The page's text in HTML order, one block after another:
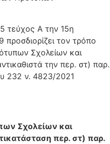
τεύχος Α την 15η
τον τρόπο
Σχολείων και
την περ. στ) παρ.
232 ν. 4823/2021
Σχολείων και
περ. στ) παρ.